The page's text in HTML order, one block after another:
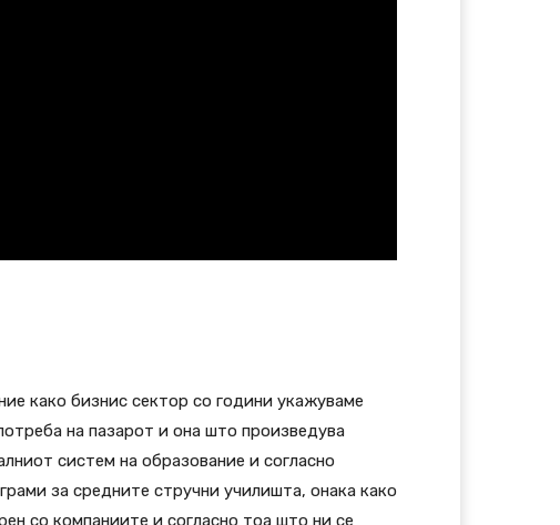
како бизнис сектор со години укажуваме
на пазарот и она што произведува
систем на образование и согласно
за средните стручни училишта, онака како